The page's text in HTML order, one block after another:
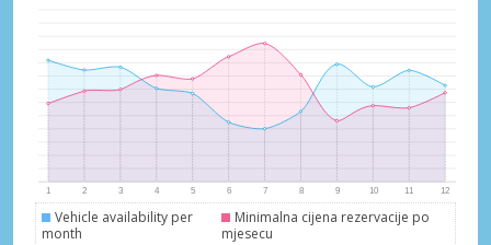
Vehicle availability per
month
Minimalna cijena rezervacije po
mjesecu